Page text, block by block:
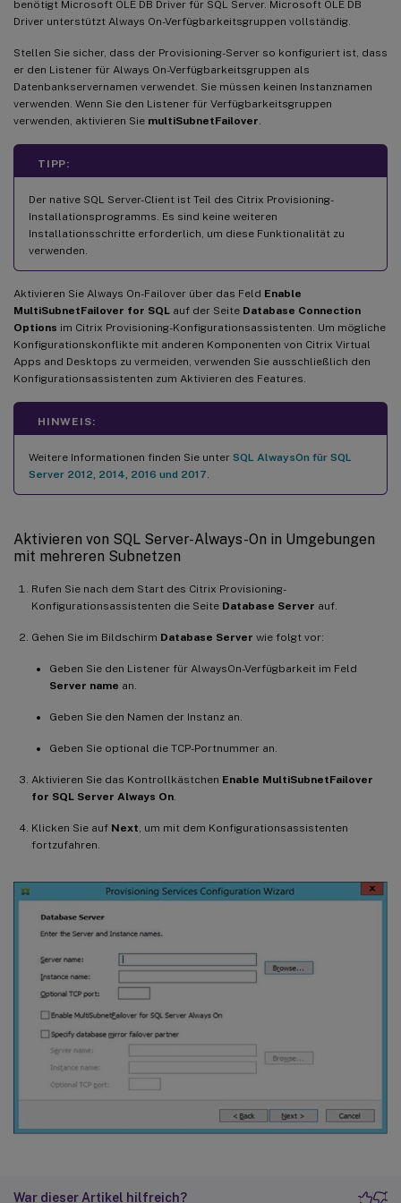
benötigt Microsoft OLE DB Driver für SQL Server. Microsoft OLE DB
Driver unterstützt Always On-Verfügbarkeitsgruppen vollständig.
Stellen Sie sicher, dass der Provisioning-Server so konfiguriert ist, dass
er den Listener für Always On-Verfügbarkeitsgruppen als
Datenbankservernamen verwendet. Sie müssen keinen Instanznamen
verwenden. Wenn Sie den Listener für Verfügbarkeitsgruppen
verwenden, aktivieren Sie multiSubnetFailover
TIPP:
Der native SQL Server-Client ist Teil des Citrix Provisioning-
Installationsprogramms. Es sind keine weiteren
Installationsschritte erforderlich, um diese Funktionalität zu
verwenden.
Aktivieren Sie Always On-Failover über das Feld Enable
MultiSubnetFailover for SQL auf der Seite Database Connection
Options im Citrix Provisioning-Konfigurationsassistenten. Um mögliche
Konfigurationskonflikte mit anderen Komponenten von Citrix Virtual
Apps and Desktops zu vermeiden, verwenden Sie ausschließlich den
Konfigurationsassistenten zum Aktivieren des Features.
HINWEIS:
Weitere Informationen finden Sie unter SQL AlwaysOn für SQL
Server 2012, 2014, 2016 und 2017
Aktivieren von SQL Server-Always-On in Umgebungen
mit mehreren Subnetzen
Rufen Sie nach dem Start des Citrix Provisioning-
Konfigurationsassistenten die Seite Database Server auf.
Gehen Sie im Bildschirm Database Server wie folgt vor:
Geben Sie den Listener für AlwaysOn-Verfügbarkeit im Feld
Server name an.
Geben Sie den Namen der Instanz an.
Geben Sie optional die TCP-Portnummer an.
Aktivieren Sie das Kontrollkästchen Enable MultiSubnetFailover
for SQL Server Always On
Klicken Sie auf Next , um mit dem Konfigurationsassistenten
fortzufahren.
War dieser Artikel hilfreich?